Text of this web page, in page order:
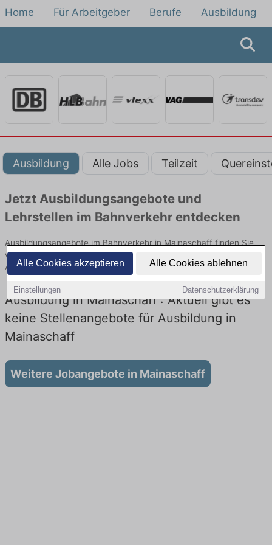
Alle Cookies akzeptieren Alle Cookies ablehnen
Einstellungen Datenschutzerklärung
Home Für Arbeitgeber Berufe Ausbildung
Ausbildung Alle Jobs Teilzeit
Jetzt Ausbildungsangebote und
Lehrstellen im Bahnverkehr entdecken
Ausbildungsangebote im Bahnverkehr in Mainaschaff finden Sie
von namhaften Firmen. Entdecken Sie freie Optionen von Top-
Arbeitgebern und bewerben Sie sich noch heute.
Ausbildung in Mainaschaff : Aktuell gibt es
keine Stellenangebote für Ausbildung in
Mainaschaff
Weitere Jobangebote in Mainaschaff